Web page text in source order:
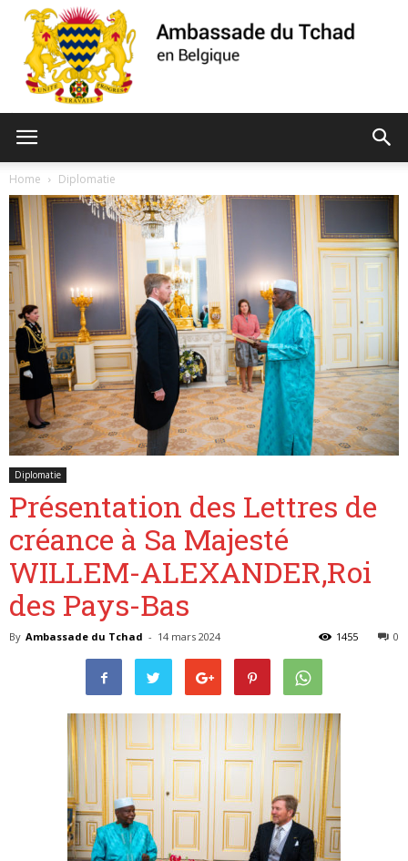
Tchad
de
Home Diplomatie
Diplomatie
Présentation des Lettres de
créance à Sa Majesté
WILLEM-ALEXANDER,Roi
des Pays-Bas
By Ambassade du Tchad - 14 mars 2024 0
1455